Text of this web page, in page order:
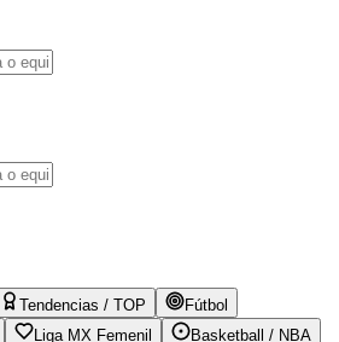
Tendencias / TOP
Fútbol
Liga MX Femenil
Basketball / NBA